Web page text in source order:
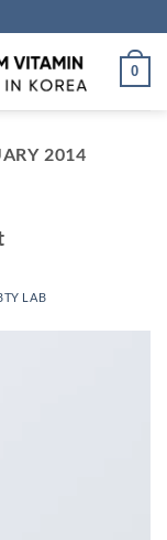
0
2014
LAB